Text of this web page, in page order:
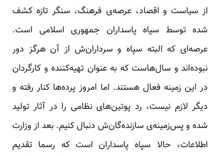
از سیاست و اقصاد، عرصه‌ی فرهنگ، سنگر تازه کشف
شده توسط سپاه پاسداران جمهوری اسلامی است.
عرصه‌ای که البته سپاه و سرداران‌ش از آن‌ هرگز دور
نبوده‌اند و سال‌هاست که به عنوان تهیه‌کننده و کارگردان
در این زمینه فعال هستند. اما امروز پرده‌ها کنار رفته و
دیگر لازم نیست، رد پوتین‌های نظامی را در آثار تولید
شده و پس‌زمینه‌ی سازنده‌گان‌ش دنبال کنیم. بعد از وزارت
اطلاعات، حالا سپاه پاسداران است که رسما تقدیم